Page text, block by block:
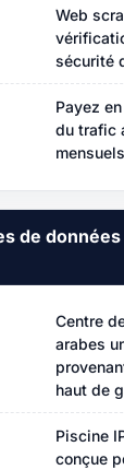
Web
sécurité
Payez
du trafic
de
Centre
arabes
haut de
Piscine
conçue